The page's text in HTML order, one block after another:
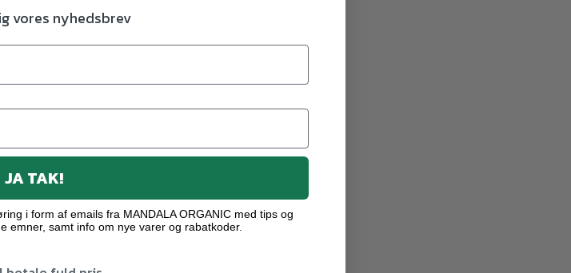
vores nyhedsbrev
JA TAK!
i form af emails fra MANDALA ORGANIC med tips og
emner, samt info om nye varer og rabatkoder.